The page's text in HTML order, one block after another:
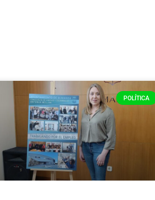
POLÍTICA